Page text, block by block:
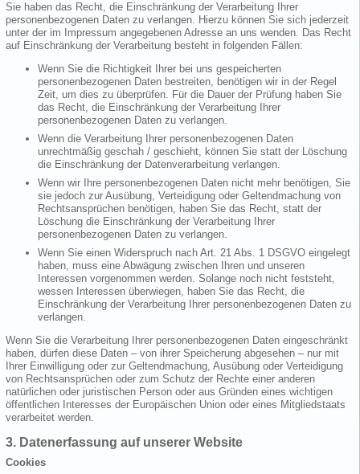
Sie haben das Recht, die Einschränkung der Verarbeitung Ihrer
personenbezogenen Daten zu verlangen. Hierzu können Sie sich jederzeit
unter der im Impressum angegebenen Adresse an uns wenden. Das Recht
auf Einschränkung der Verarbeitung besteht in folgenden Fällen:
Wenn Sie die Richtigkeit Ihrer bei uns gespeicherten
personenbezogenen Daten bestreiten, benötigen wir in der Regel
Zeit, um dies zu überprüfen. Für die Dauer der Prüfung haben Sie
das Recht, die Einschränkung der Verarbeitung Ihrer
personenbezogenen Daten zu verlangen.
Wenn die Verarbeitung Ihrer personenbezogenen Daten
unrechtmäßig geschah / geschieht, können Sie statt der Löschung
die Einschränkung der Datenverarbeitung verlangen.
Wenn wir Ihre personenbezogenen Daten nicht mehr benötigen, Sie
sie jedoch zur Ausübung, Verteidigung oder Geltendmachung von
Rechtsansprüchen benötigen, haben Sie das Recht, statt der
Löschung die Einschränkung der Verarbeitung Ihrer
personenbezogenen Daten zu verlangen.
Wenn Sie einen Widerspruch nach Art. 21 Abs. 1 DSGVO eingelegt
haben, muss eine Abwägung zwischen Ihren und unseren
Interessen vorgenommen werden. Solange noch nicht feststeht,
wessen Interessen überwiegen, haben Sie das Recht, die
Einschränkung der Verarbeitung Ihrer personenbezogenen Daten zu
verlangen.
Wenn Sie die Verarbeitung Ihrer personenbezogenen Daten eingeschränkt
haben, dürfen diese Daten – von ihrer Speicherung abgesehen – nur mit
Ihrer Einwilligung oder zur Geltendmachung, Ausübung oder Verteidigung
von Rechtsansprüchen oder zum Schutz der Rechte einer anderen
natürlichen oder juristischen Person oder aus Gründen eines wichtigen
öffentlichen Interesses der Europäischen Union oder eines Mitgliedstaats
verarbeitet werden.
3. Datenerfassung auf unserer Website
Cookies